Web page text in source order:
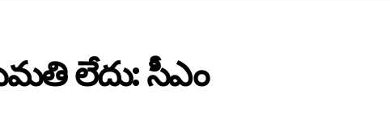
లేదు: సీఎం